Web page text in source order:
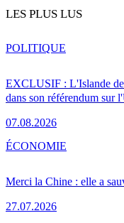
LES PLUS LUS
EXCLUSIF : L'Islande
dans son référendum sur
07.08.2026
POLITIQUE
Merci la Chine : elle a
27.07.2026
ÉCONOMIE